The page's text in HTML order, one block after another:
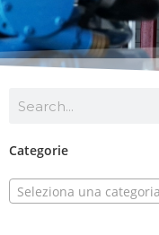
Categorie
Seleziona una categoria